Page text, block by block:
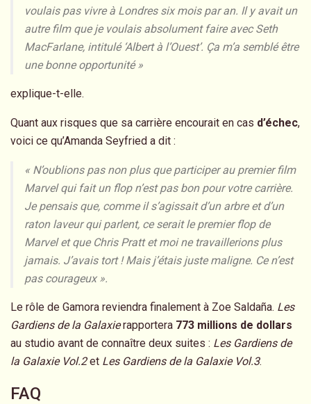
voulais pas vivre à Londres six mois par an. Il y avait un
autre film que je voulais absolument faire avec Seth
MacFarlane, intitulé ‘Albert à l’Ouest’. Ça m’a semblé être
une bonne opportunité »
explique-t-elle.
Quant aux risques que sa carrière encourait en cas d’échec,
voici ce qu’Amanda Seyfried a dit :
« N’oublions pas non plus que participer au premier film
Marvel qui fait un flop n’est pas bon pour votre carrière.
Je pensais que, comme il s’agissait d’un arbre et d’un
raton laveur qui parlent, ce serait le premier flop de
Marvel et que Chris Pratt et moi ne travaillerions plus
jamais. J’avais tort ! Mais j’étais juste maligne. Ce n’est
pas courageux ».
Le rôle de Gamora reviendra finalement à Zoe Saldaña. Les
Gardiens de la Galaxierapportera 773 millions de dollars
au studio avant de connaître deux suites : Les Gardiens de
la Galaxie Vol.2et Les Gardiens de la Galaxie Vol.3.
FAQ